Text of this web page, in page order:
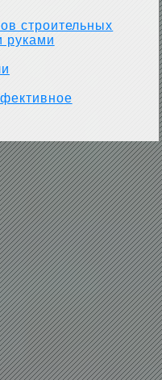
строительных
руками